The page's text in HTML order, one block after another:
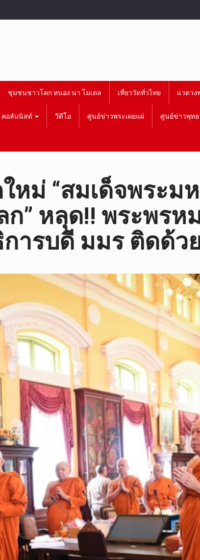
ชุมชนชาวโคก หนอง นา โมเดล เที่ยววัดทั่วไทย แวดวง
คอลัมนิสต์ วีดีโอ ศูนย์ข่าวพระเผยแผ่ ศูนย์ข่าวพุท
หม่ “สมเด็จพระม
” หลุด!! พระพรห
การบดี มมร ติดด้ว